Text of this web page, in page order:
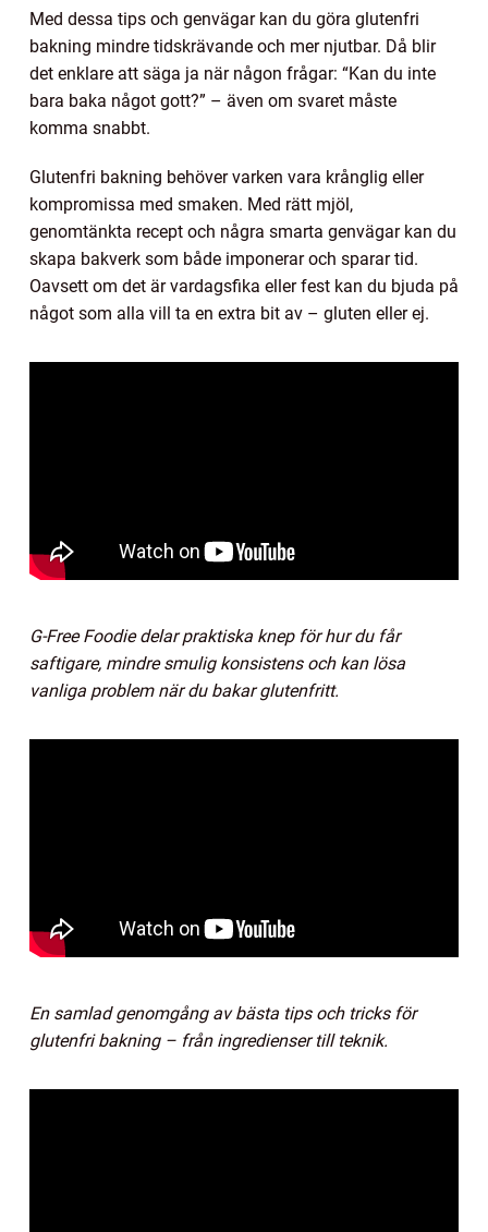
Med dessa tips och genvägar kan du göra glutenfri
bakning mindre tidskrävande och mer njutbar. Då blir
det enklare att säga ja när någon frågar: “Kan du inte
bara baka något gott?” – även om svaret måste
komma snabbt.
Glutenfri bakning behöver varken vara krånglig eller
kompromissa med smaken. Med rätt mjöl,
genomtänkta recept och några smarta genvägar kan du
skapa bakverk som både imponerar och sparar tid.
Oavsett om det är vardagsfika eller fest kan du bjuda på
något som alla vill ta en extra bit av – gluten eller ej.
G-Free Foodie delar praktiska knep för hur du får
saftigare, mindre smulig konsistens och kan lösa
vanliga problem när du bakar glutenfritt.
En samlad genomgång av bästa tips och tricks för
glutenfri bakning – från ingredienser till teknik.